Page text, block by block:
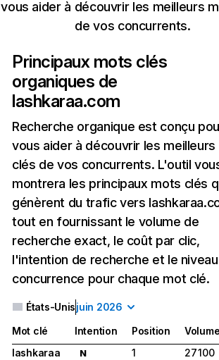
vous aider à découvrir les meilleurs
de vos concurrents.
Principaux mots clés
organiques de
lashkaraa.com
Recherche organique est conçu
vous aider à découvrir les
clés de vos concurrents. L'outil
montrera les principaux mots clés
génèrent du trafic vers
tout en fournissant le volume de
recherche exact, le coût par clic,
l'intention de recherche et le
concurrence pour chaque mot clé.
États-Unisjuin 2026
Mot clé Intention Position
lashkaraa
N 1
27 100